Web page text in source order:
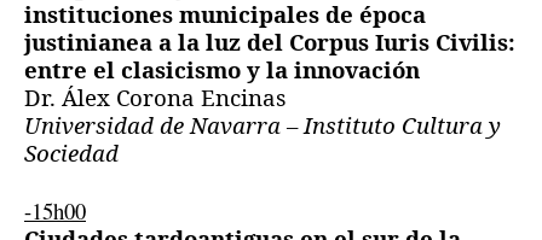
instituciones municipales de época
justinianea a la luz del Corpus Iuris Civilis:
entre el clasicismo y la innovación
Dr. Álex Corona Encinas
Universidad de Navarra – Instituto Cultura y
Sociedad
-15h00